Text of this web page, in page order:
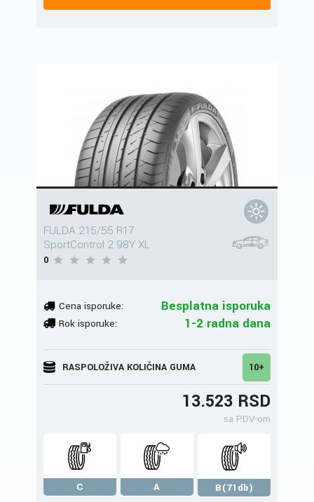
FULDA 215/55 R17
SportControl 2 98Y XL
0
Cena isporuke: Besplatna isporuka
Rok isporuke: 1-2 radna dana
RASPOLOŽIVA KOLIČINA GUMA 10+
13.523 RSD
sa PDV-om
C A B(71db)